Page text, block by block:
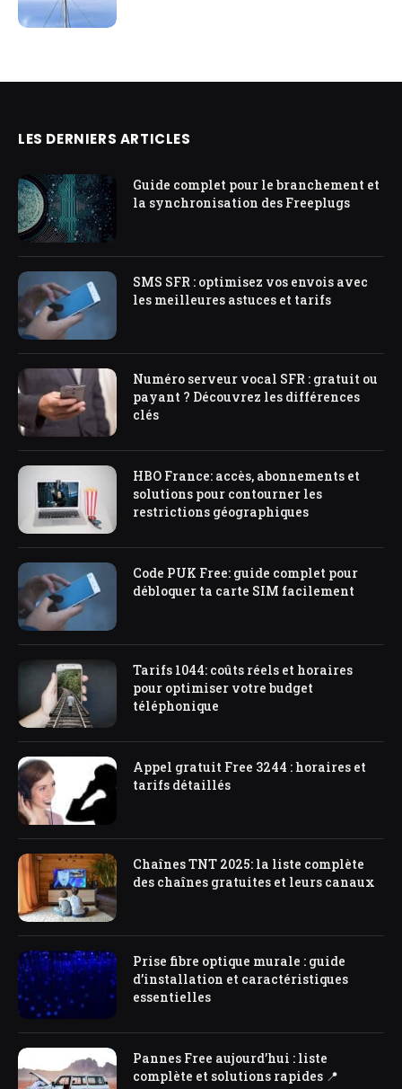
LES DERNIERS ARTICLES
Guide complet pour le branchement et
la synchronisation des Freeplugs
SMS SFR : optimisez vos envois avec
les meilleures astuces et tarifs
Numéro serveur vocal SFR : gratuit ou
payant ? Découvrez les différences
clés
HBO France: accès, abonnements et
solutions pour contourner les
restrictions géographiques
Code PUK Free: guide complet pour
débloquer ta carte SIM facilement
Tarifs 1044: coûts réels et horaires
pour optimiser votre budget
téléphonique
Appel gratuit Free 3244 : horaires et
tarifs détaillés
Chaînes TNT 2025: la liste complète
des chaînes gratuites et leurs canaux
Prise fibre optique murale : guide
d’installation et caractéristiques
essentielles
Pannes Free aujourd’hui : liste
complète et solutions rapides 📍